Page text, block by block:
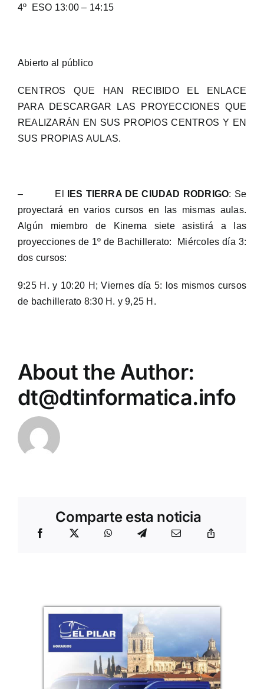
4º ESO 13:00 – 14:15
Abierto al público
CENTROS QUE HAN RECIBIDO EL ENLACE
PARA DESCARGAR LAS PROYECCIONES QUE
REALIZARÁN EN SUS PROPIOS CENTROS Y EN
SUS PROPIAS AULAS.
– El IES TIERRA DE CIUDAD RODRIGO: Se
proyectará en varios cursos en las mismas aulas.
Algún miembro de Kinema siete asistirá a las
proyecciones de 1º de Bachillerato: Miércoles día 3:
dos cursos:
9:25 H. y 10:20 H; Viernes día 5: los mismos cursos
de bachillerato 8:30 H. y 9,25 H.
About the Author:
dt@dtinformatica.info
Comparte esta noticia